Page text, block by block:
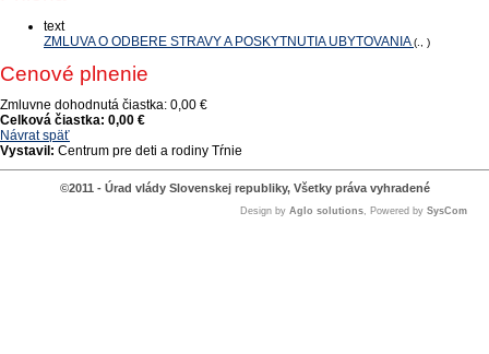
text
ZMLUVA O ODBERE STRAVY A POSKYTNUTIA UBYTOVANIA(., )
Cenové plnenie
Zmluvne dohodnutá čiastka: 0,00 €
Celková čiastka: 0,00 €
Návrat späť
Vystavil: Centrum pre deti a rodiny Tŕnie
©2011 - Úrad vlády Slovenskej republiky, Všetky práva vyhradené
Design by Aglo solutions, Powered by SysCom